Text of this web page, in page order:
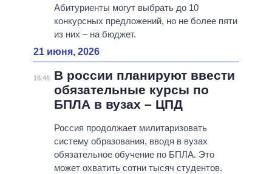
Абитуриенты могут выбрать до 10
конкурсных предложений, но не более пяти
из них – на бюджет.
21 июня, 2026
16:46
В россии планируют ввести
обязательные курсы по
БПЛА в вузах – ЦПД
Россия продолжает милитаризовать
систему образования, вводя в вузах
обязательное обучение по БПЛА. Это
может охватить сотни тысяч студентов.